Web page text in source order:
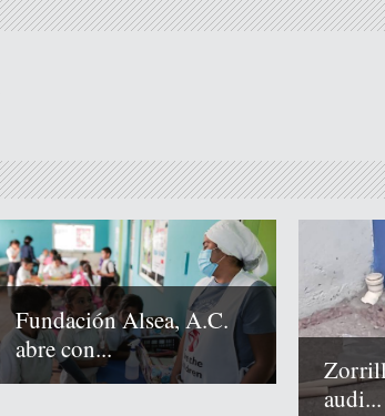
Fundación Alsea, A.C.
abre con...
audi...